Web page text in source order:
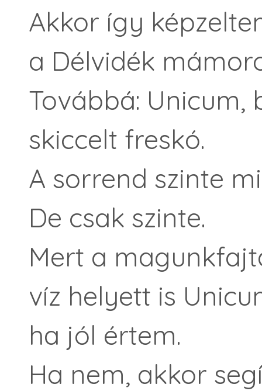
Akkor így
a Délvidék
Továbbá: Unicum,
skiccelt freskó.
A sorrend szinte
De csak szinte.
Mert a
víz helyett is
ha jól értem.
Ha nem, akkor